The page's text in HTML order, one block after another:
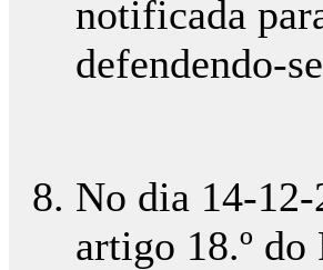
notificada
defendendo-
No dia 14-12-
artigo 18.º